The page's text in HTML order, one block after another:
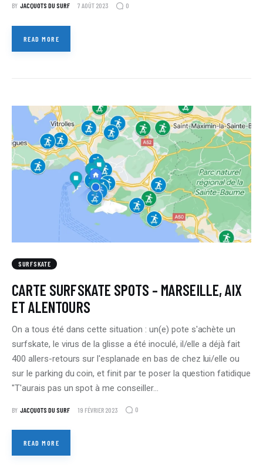
BY JACQUOTS DU SURF 7 AOÛT 2023 0
READ MORE
SURFSKATE
CARTE SURFSKATE SPOTS – MARSEILLE, AIX
ET ALENTOURS
On a tous été dans cette situation : un(e) pote s'achète un
surfskate, le virus de la glisse a été inoculé, il/elle a déjà fait
400 allers-retours sur l'esplanade en bas de chez lui/elle ou
sur le parking du coin, et finit par te poser la question fatidique
"T'aurais pas un spot à me conseiller…
BY JACQUOTS DU SURF 19 FÉVRIER 2023 0
READ MORE